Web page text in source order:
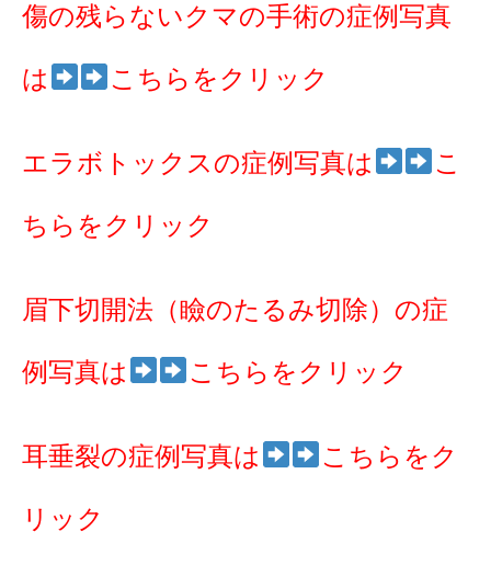
傷の残らないクマの手術の症例写真
は こちらをクリック
エラボトックスの症例写真は こ
ちらをクリック
眉下切開法（瞼のたるみ切除）の症
例写真は こちらをクリック
耳垂裂の症例写真は こちらをク
リック